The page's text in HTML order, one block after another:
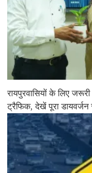
रायपुरवासियों के लिए
ट्रैफिक, देखें पूरा